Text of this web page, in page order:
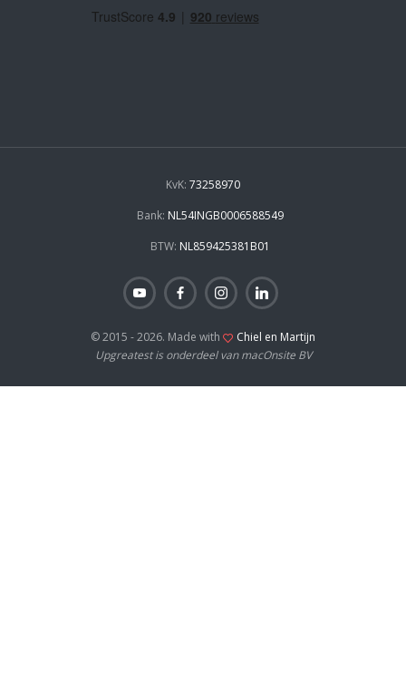
KvK: 73258970
Bank: NL54INGB0006588549
BTW: NL859425381B01
© 2015 - 2026. Made with
Chiel en Martijn
Upgreatest is onderdeel van macOnsite BV